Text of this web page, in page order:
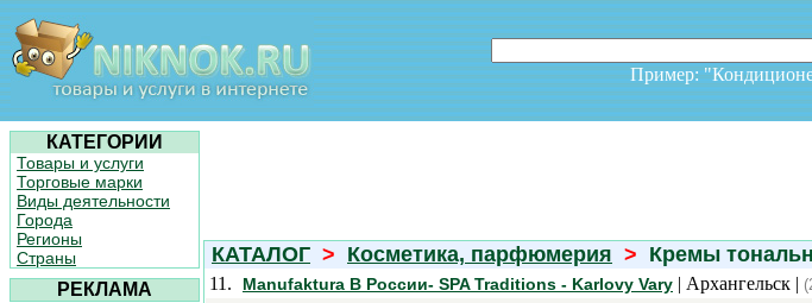
Пример:
КАТЕГОРИИ
Товары и услуги
Торговые марки
Виды деятельности
Города
Регионы
Страны
РЕКЛАМА
КАТАЛОГ > Косметика, парфюмерия > Кремы
11.
Manufaktura В России- SPA Traditions - Karlovy Vary | Архангельск |